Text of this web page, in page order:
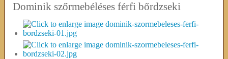
Dominik szőrmebéléses férfi bőrdzseki